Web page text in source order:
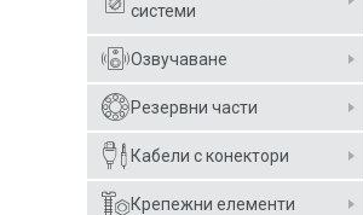
системи
Озвучаване
Резервни части
Кабели с конектори
Крепежни елементи